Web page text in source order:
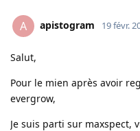
A apistogram 19 févr.
Salut,
Pour le mien après avoir
evergrow,
Je suis parti sur maxspect,